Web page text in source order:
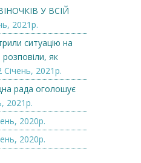
У ВСІЙ
2021р.
ситуацію на
як
Січень, 2021р.
рада оголошує
2021р.
2020р.
2020р.